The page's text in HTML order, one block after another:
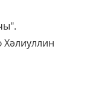
Хәлиуллин